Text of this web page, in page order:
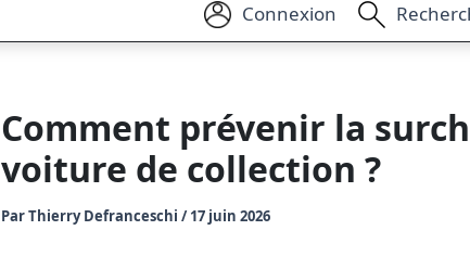
Connexion
Comment prévenir la
voiture de collection ?
ParThierry Defranceschi /17 juin 2026